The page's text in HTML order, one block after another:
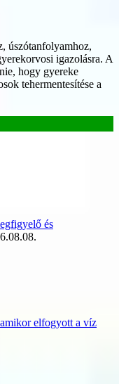
úszótanfolyamhoz,
igazolásra. A
hogy gyereke
tehermentesítése a
és
elfogyott a víz